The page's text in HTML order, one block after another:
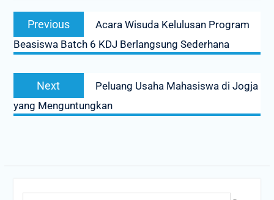
Post
navigation
Previous
post:
Acara Wisuda Kelulusan Program
Beasiswa Batch 6 KDJ Berlangsung Sederhana
Next
post:
Peluang Usaha Mahasiswa di Jogja
yang Menguntungkan
Search